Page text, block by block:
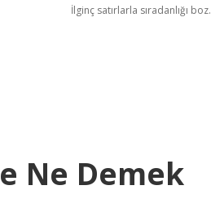
İlginç satırlarla sıradanlığı boz.
Ne Demek